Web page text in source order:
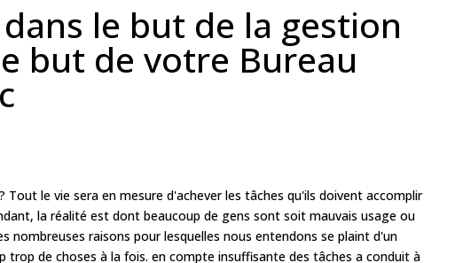
le but de la gestion
but de votre Bureau
Tout le vie sera en mesure d'achever les tâches qu'ils doivent accomplir
la réalité est dont beaucoup de gens sont soit mauvais usage ou
nombreuses raisons pour lesquelles nous entendons se plaint d'un
trop de choses à la fois. en compte insuffisante des tâches a conduit à